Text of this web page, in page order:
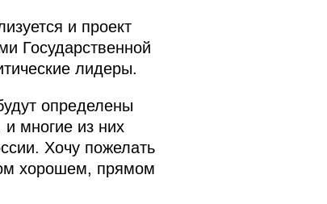
и проект
Государственной
лидеры.
определены
многие из них
Хочу пожелать
хорошем, прямом